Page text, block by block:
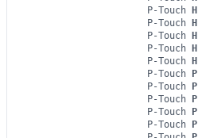
P-Touch
P-Touch
P-Touch
P-Touch
P-Touch
P-Touch
P-Touch
P-Touch
P-Touch
P-Touch